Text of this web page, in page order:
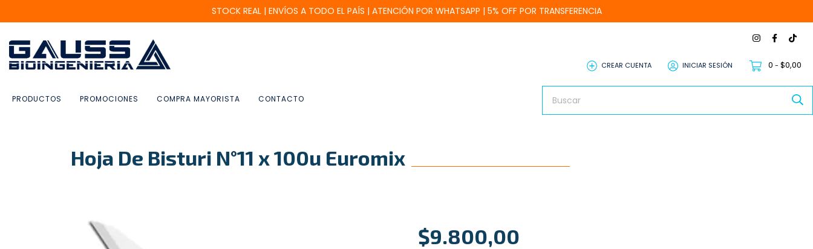
STOCK REAL | ENVÍOS A TODO EL PAÍS | ATENCIÓN POR WHATSAPP | 5% OFF POR TRANSFERENCIA
CREAR CUENTA INICIAR SESIÓN 0 - $0,00
PRODUCTOS PROMOCIONES COMPRA MAYORISTA CONTACTO
Hoja De Bisturi N°11 x 100u Euromix
$9.800,00